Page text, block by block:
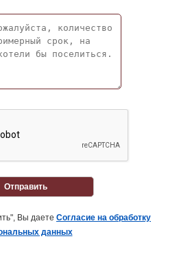
Отправить
Вы даете Согласие на обработку
данных